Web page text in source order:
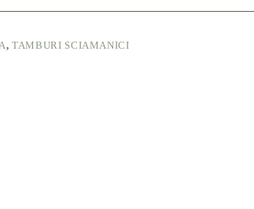
,TAMBURI SCIAMANICI